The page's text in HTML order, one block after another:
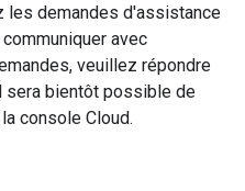
les demandes d'assistance
avec
veuillez répondre
sera bientôt possible de
console Cloud.